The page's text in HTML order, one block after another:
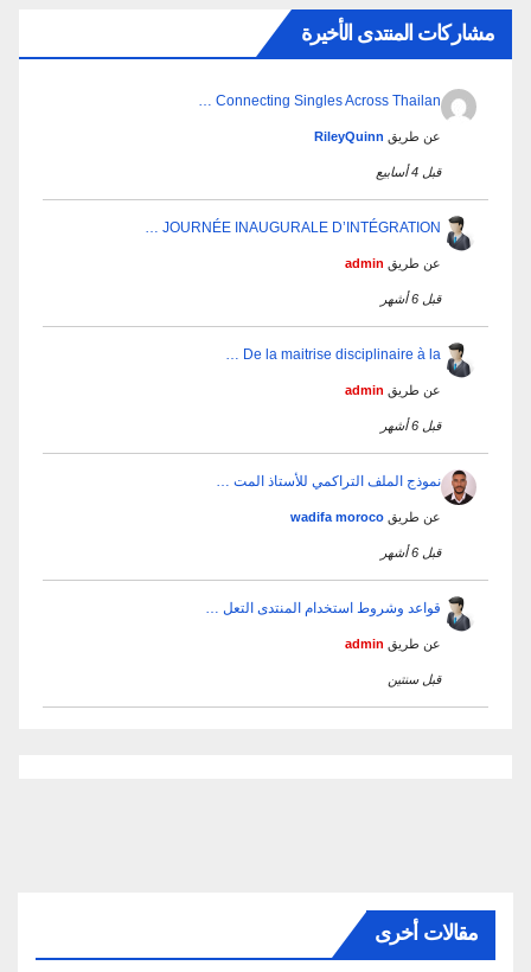
مشاركات المنتدى الأخيرة
Connecting Singles Across Thailan …
عن طريق RileyQuinn
قبل 4 أسابيع
JOURNÉE INAUGURALE D’INTÉGRATION …
عن طريق admin
قبل 6 أشهر
De la maitrise disciplinaire à la …
عن طريق admin
قبل 6 أشهر
نموذج الملف التراكمي للأستاذ المت …
عن طريق wadifa moroco
قبل 6 أشهر
قواعد وشروط استخدام المنتدى التعل …
عن طريق admin
قبل سنتين
مقالات أخرى